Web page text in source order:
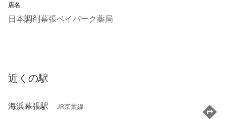
店名
日本調剤幕張ベイパーク薬局
近くの駅
海浜幕張駅 JR京葉線